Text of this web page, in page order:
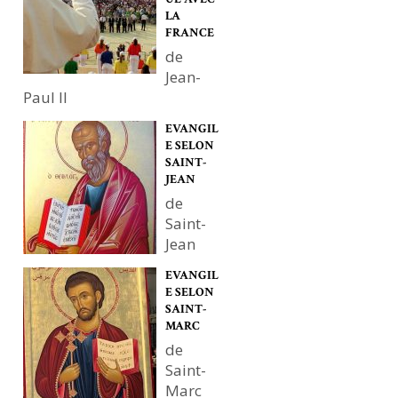
LA
FRANCE
de
Jean-
Paul II
EVANGIL
E SELON
SAINT-
JEAN
de
Saint-
Jean
EVANGIL
E SELON
SAINT-
MARC
de
Saint-
Marc